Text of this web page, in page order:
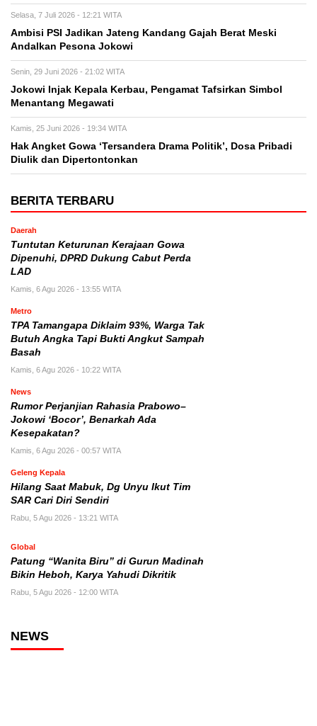
Selasa, 7 Juli 2026 - 12:21 WITA
Ambisi PSI Jadikan Jateng Kandang Gajah Berat Meski
Andalkan Pesona Jokowi
Senin, 29 Juni 2026 - 21:02 WITA
Jokowi Injak Kepala Kerbau, Pengamat Tafsirkan Simbol
Menantang Megawati
Kamis, 25 Juni 2026 - 19:34 WITA
Hak Angket Gowa ‘Tersandera Drama Politik’, Dosa Pribadi
Diulik dan Dipertontonkan
BERITA TERBARU
Daerah
Tuntutan Keturunan Kerajaan Gowa
Dipenuhi, DPRD Dukung Cabut Perda
LAD
Kamis, 6 Agu 2026 - 13:55 WITA
Metro
TPA Tamangapa Diklaim 93%, Warga Tak
Butuh Angka Tapi Bukti Angkut Sampah
Basah
Kamis, 6 Agu 2026 - 10:22 WITA
News
Rumor Perjanjian Rahasia Prabowo–
Jokowi ‘Bocor’, Benarkah Ada
Kesepakatan?
Kamis, 6 Agu 2026 - 00:57 WITA
Geleng Kepala
Hilang Saat Mabuk, Dg Unyu Ikut Tim
SAR Cari Diri Sendiri
Rabu, 5 Agu 2026 - 13:21 WITA
Global
Patung “Wanita Biru” di Gurun Madinah
Bikin Heboh, Karya Yahudi Dikritik
Rabu, 5 Agu 2026 - 12:00 WITA
NEWS